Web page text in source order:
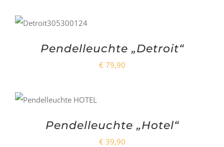
Pendelleuchte „Detroit“
€ 79,90
Pendelleuchte „Hotel“
€ 39,90